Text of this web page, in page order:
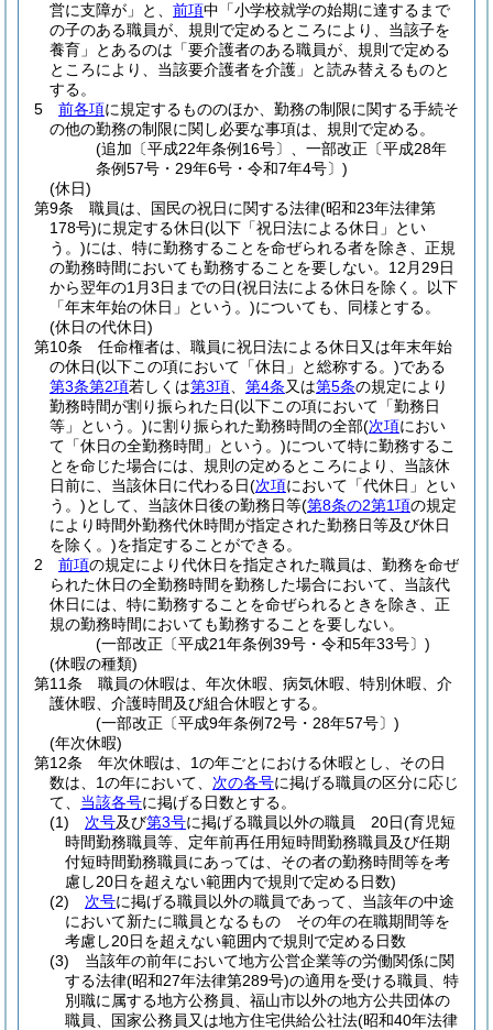
営に支障が」と、 前項中「小学校就学の始期に達するまで
の子のある職員が、規則で定めるところにより、当該子を
養育」とあるのは「要介護者のある職員が、規則で定める
ところにより、当該要介護者を介護」と読み替えるものと
する。
5
前各項に規定するもののほか、勤務の制限に関する手続そ
の他の勤務の制限に関し必要な事項は、規則で定める。
(追加〔平成22年条例16号〕、一部改正〔平成28年
条例57号・29年6号・令和7年4号〕)
(休日)
第9条
職員は、国民の祝日に関する法律(昭和23年法律第
178号)に規定する休日(以下「祝日法による休日」とい
う。)には、特に勤務することを命ぜられる者を除き、正規
の勤務時間においても勤務することを要しない。 12月29日
から翌年の1月3日までの日(祝日法による休日を除く。以下
「年末年始の休日」という。)についても、同様とする。
(休日の代休日)
第10条
任命権者は、職員に祝日法による休日又は年末年始
の休日(以下この項において「休日」と総称する。)である
第3条第2項若しくは第3項 第4条又は第5条の規定により
勤務時間が割り振られた日(以下この項において「勤務日
等」という。)に割り振られた勤務時間の全部(次項におい
て「休日の全勤務時間」という。)について特に勤務するこ
とを命じた場合には、規則の定めるところにより、当該休
日前に、当該休日に代わる日(次項において「代休日」とい
う。)として、当該休日後の勤務日等(第8条の2第1項の規定
により時間外勤務代休時間が指定された勤務日等及び休日
を除く。)を指定することができる。
2
前項の規定により代休日を指定された職員は、勤務を命ぜ
られた休日の全勤務時間を勤務した場合において、当該代
休日には、特に勤務することを命ぜられるときを除き、正
規の勤務時間においても勤務することを要しない。
(一部改正〔平成21年条例39号・令和5年33号〕)
(休暇の種類)
第11条
職員の休暇は、年次休暇、病気休暇、特別休暇、介
護休暇、介護時間及び組合休暇とする。
(一部改正〔平成9年条例72号・28年57号〕)
(年次休暇)
第12条
年次休暇は、1の年ごとにおける休暇とし、その日
数は、1の年において、 次の各号に掲げる職員の区分に応じ
て、 当該各号に掲げる日数とする。
(1)
次号及び第3号に掲げる職員以外の職員 20日(育児短
時間勤務職員等、定年前再任用短時間勤務職員及び任期
付短時間勤務職員にあっては、その者の勤務時間等を考
慮し20日を超えない範囲内で規則で定める日数)
(2)
次号に掲げる職員以外の職員であって、当該年の中途
において新たに職員となるもの その年の在職期間等を
考慮し20日を超えない範囲内で規則で定める日数
(3)
当該年の前年において地方公営企業等の労働関係に関
する法律(昭和27年法律第289号)の適用を受ける職員、特
別職に属する地方公務員、福山市以外の地方公共団体の
職員、国家公務員又は地方住宅供給公社法(昭和40年法律